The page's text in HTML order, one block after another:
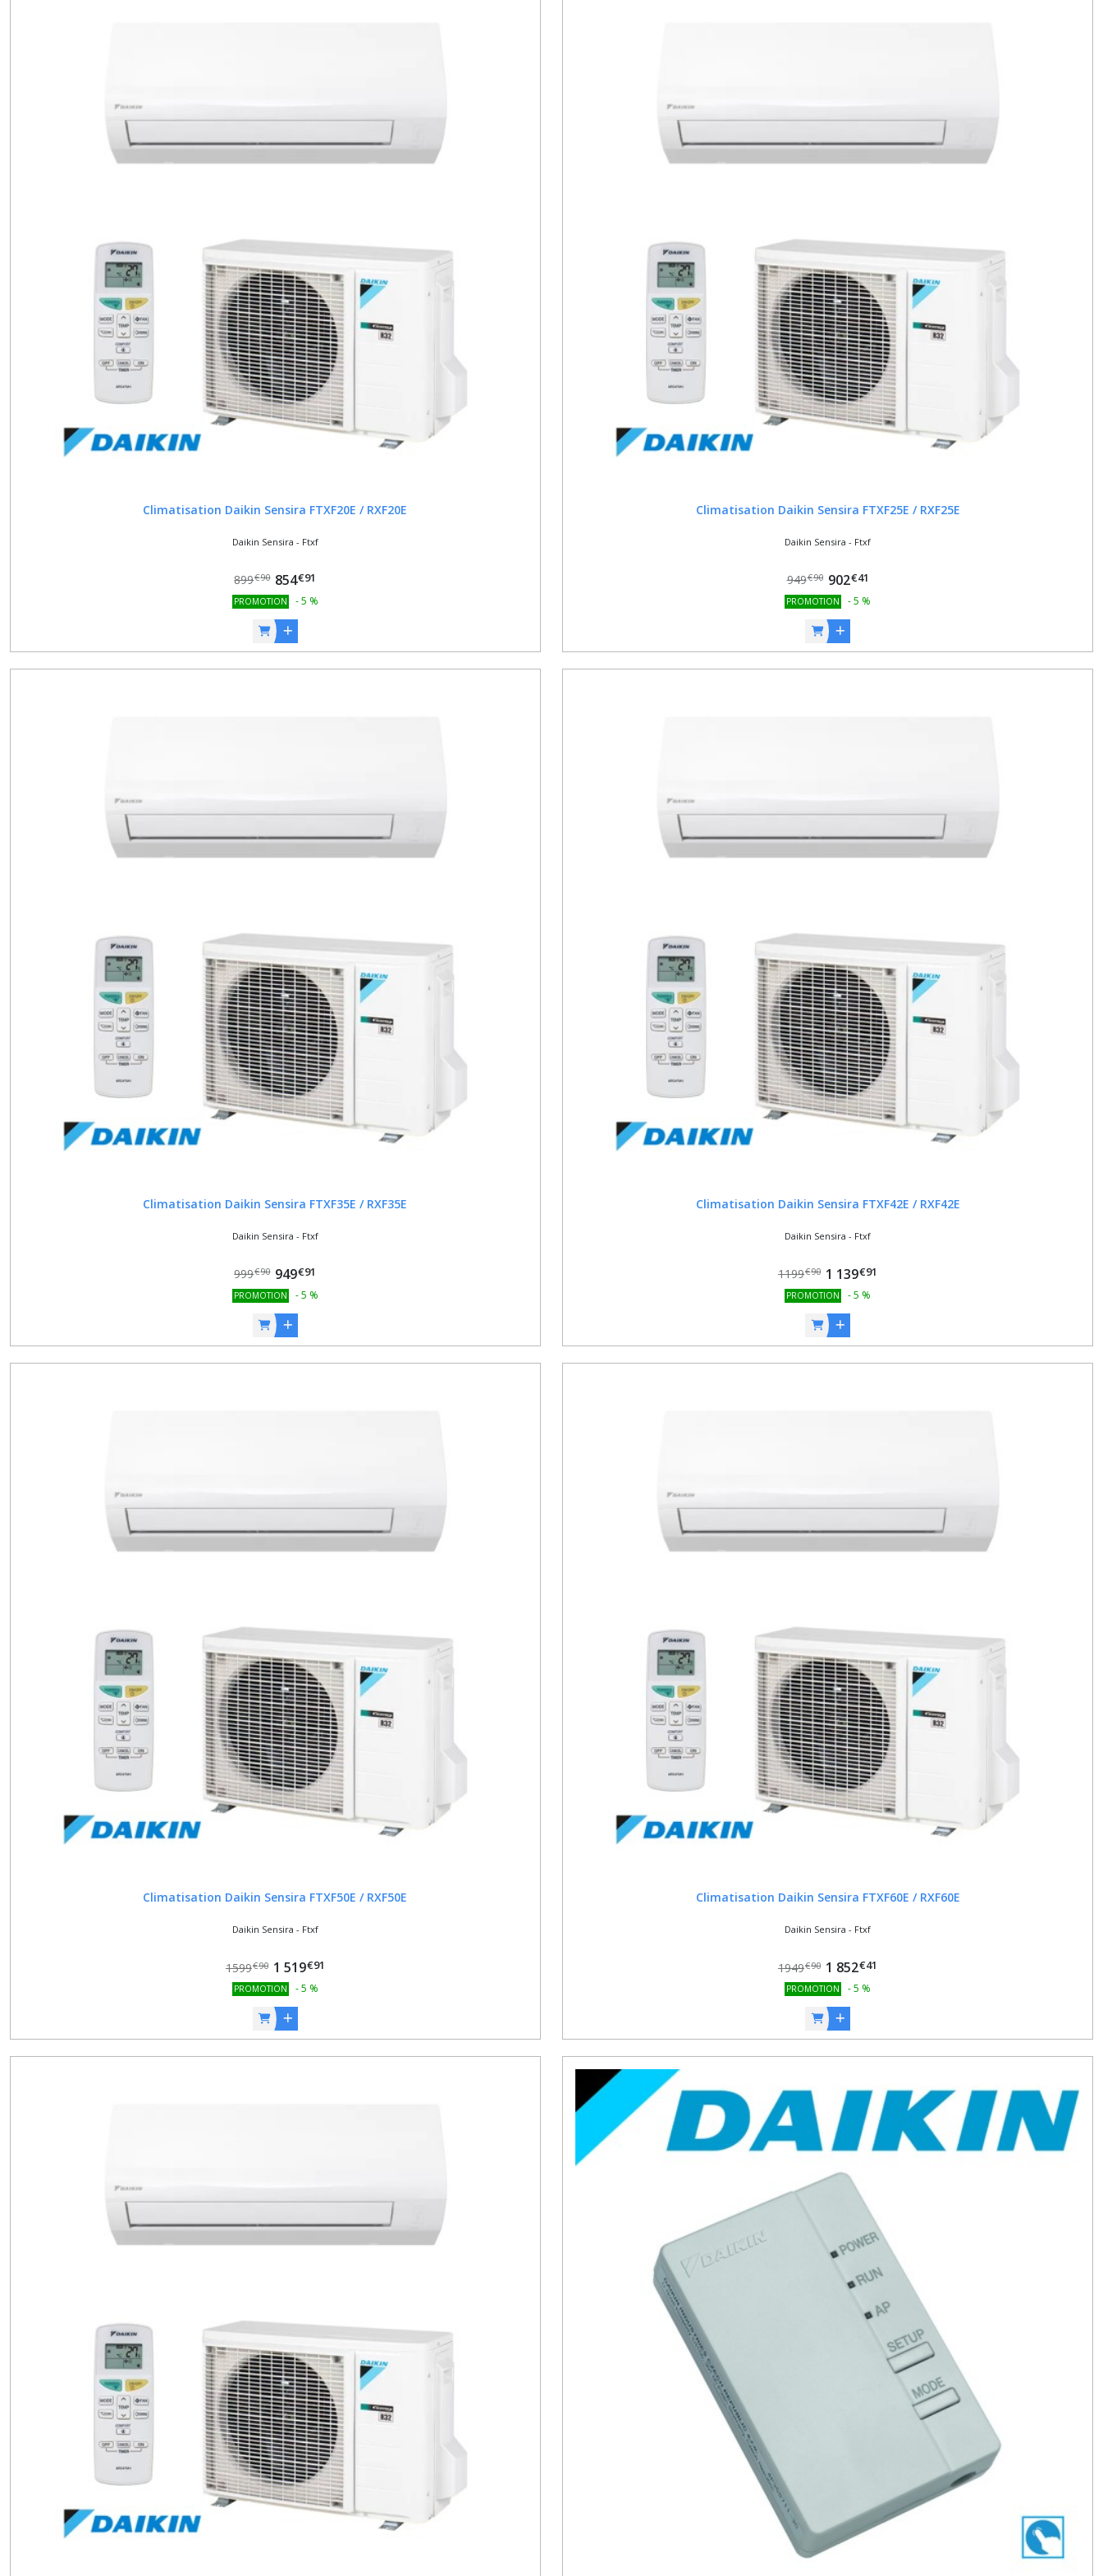
Climatisation Daikin Sensira FTXF20E / RXF20E
Daikin Sensira - Ftxf
899€90 854€91
PROMOTION -5 %
Climatisation Daikin Sensira FTXF25E / RXF25E
Daikin Sensira - Ftxf
949€90 902€41
PROMOTION -5 %
Climatisation Daikin Sensira FTXF35E / RXF35E
Daikin Sensira - Ftxf
999€90 949€91
PROMOTION -5 %
Climatisation Daikin Sensira FTXF42E / RXF42E
Daikin Sensira - Ftxf
1199€90 1 139€91
PROMOTION -5 %
Climatisation Daikin Sensira FTXF50E / RXF50E
Daikin Sensira - Ftxf
1599€90 1 519€91
PROMOTION -5 %
Climatisation Daikin Sensira FTXF60E / RXF60E
Daikin Sensira - Ftxf
1949€90 1 852€41
PROMOTION -5 %